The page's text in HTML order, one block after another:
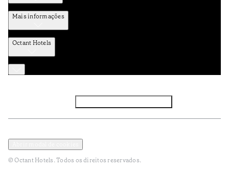
Mais informações
Octant Hotels
© Octant Hotels. Todos os direitos reservados.